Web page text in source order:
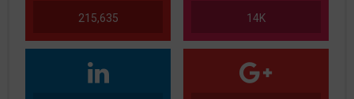
215,635 14K